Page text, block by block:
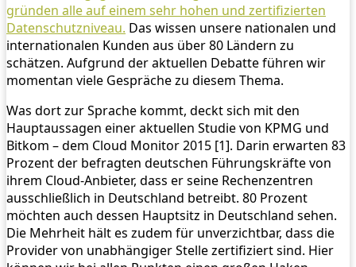
gründen alle auf einem sehr hohen und zertifizierten
Datenschutzniveau. Das wissen unsere nationalen und
internationalen Kunden aus über 80 Ländern zu
schätzen. Aufgrund der aktuellen Debatte führen wir
momentan viele Gespräche zu diesem Thema.
Was dort zur Sprache kommt, deckt sich mit den
Hauptaussagen einer aktuellen Studie von KPMG und
Bitkom – dem Cloud Monitor 2015 [1]. Darin erwarten 83
Prozent der befragten deutschen Führungskräfte von
ihrem Cloud-Anbieter, dass er seine Rechenzentren
ausschließlich in Deutschland betreibt. 80 Prozent
möchten auch dessen Hauptsitz in Deutschland sehen.
Die Mehrheit hält es zudem für unverzichtbar, dass die
Provider von unabhängiger Stelle zertifiziert sind. Hier